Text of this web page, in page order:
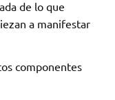
de lo que
a manifestar
componentes